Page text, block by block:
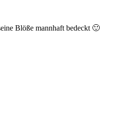
Blöße mannhaft bedeckt 🙂